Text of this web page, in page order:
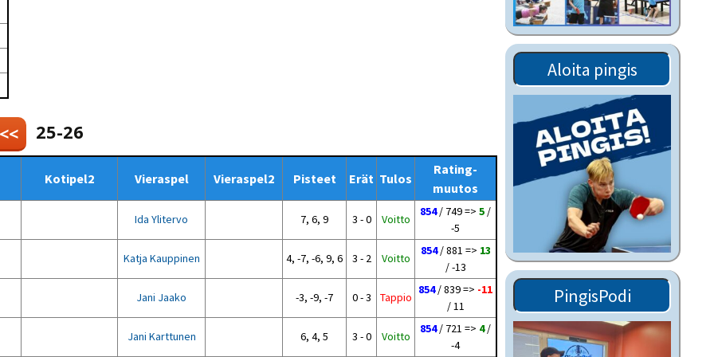
Maahanmuuttajien
kotouttaminen ja
sukupuolten tasa-arvo
pöytätenniksessä
kattavan osallisuuden
25-26
Kotipel2 Vieraspel Vieraspel2 Pisteet Erät Tulos
Rating-
muutos
Ida Ylitervo 7, 6, 9 3 - 0 Voitto
854/ 749 => 5 /
-5
Katja Kauppinen 4, -7, -6, 9, 6 3 - 2 Voitto
854/ 881 => 13
/ -13
Jani Jaako -3, -9, -7 0 - 3 Tappio
854/ 839 => -11
/ 11
Jani Karttunen 6, 4, 5 3 - 0 Voitto
854/ 721 => 4/
-4
Aloita pingis
PingisPodi